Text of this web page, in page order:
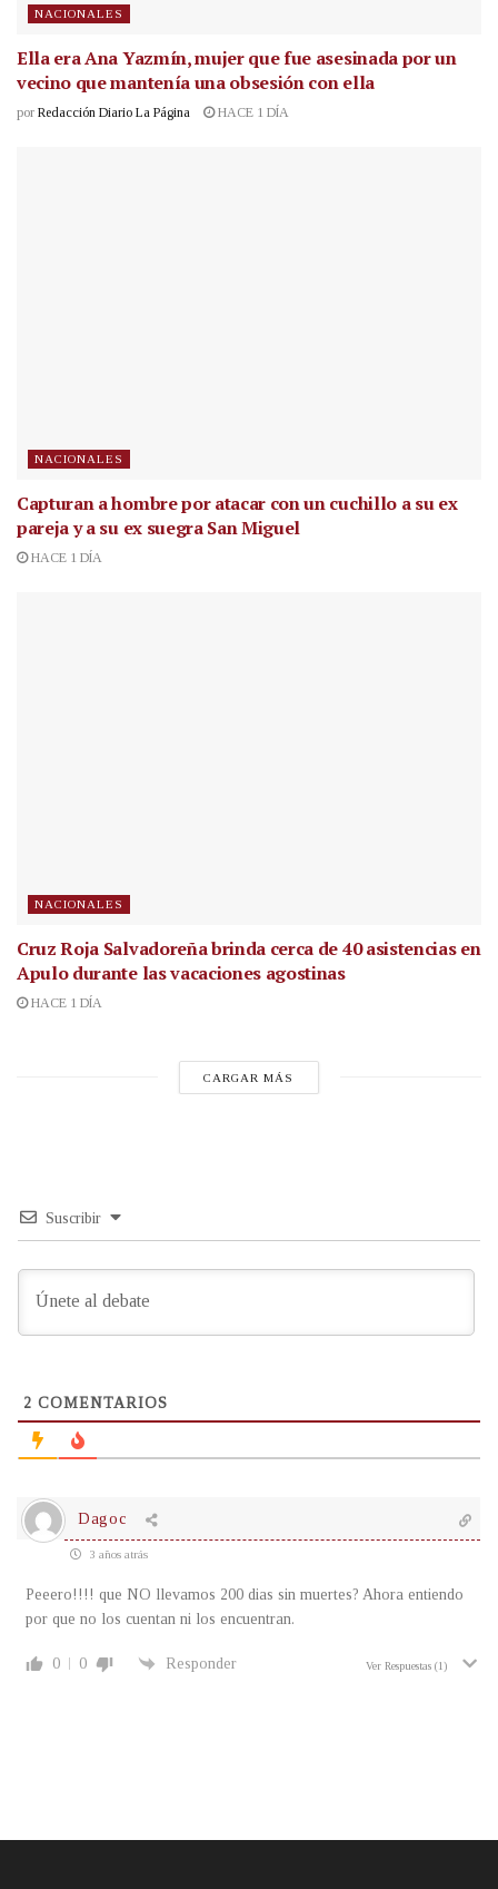
NACIONALES
Ella era Ana Yazmín, mujer que fue asesinada por un
vecino que mantenía una obsesión con ella
por Redacción Diario La Página HACE 1 DÍA
NACIONALES
Capturan a hombre por atacar con un cuchillo a su ex
pareja y a su ex suegra San Miguel
HACE 1 DÍA
NACIONALES
Cruz Roja Salvadoreña brinda cerca de 40 asistencias en
Apulo durante las vacaciones agostinas
HACE 1 DÍA
CARGAR MÁS
Suscribir
2 COMENTARIOS
Dagoc
3 años atrás
Peeero!!!! que NO llevamos 200 dias sin muertes? Ahora entiendo
por que no los cuentan ni los encuentran.
0 0 Responder Ver Respuestas (1)